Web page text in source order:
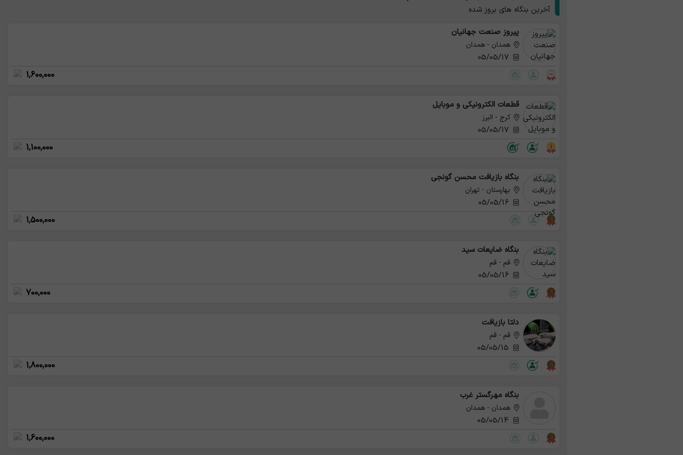
آخرین بنگاه های بروز شده
پیروز صنعت جهانیان
همدان - همدان
1,600,000
قطعات الکترونیکی و موبایل
کرج - البرز
1,100,000
بنگاه بازیافت محسن گونجی
بهارستان - تهران
1,500,000
بنگاه ضایعات سید
قم - قم
700,000
دلتا بازیافت
قم - قم
1,800,000
بنگاه مهرگستر غرب
همدان - همدان
1,600,000